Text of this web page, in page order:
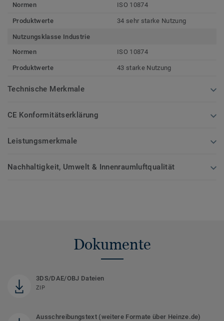
Normen
ISO 10874
Produktwerte 34 sehr starke Nutzung
Nutzungsklasse Industrie
Normen
ISO 10874
Produktwerte 43 starke Nutzung
Technische Merkmale
CE Konformitätserklärung
Leistungsmerkmale
Nachhaltigkeit, Umwelt & Innenraumluftqualität
Dokumente
3DS/DAE/OBJ Dateien
ZIP
Ausschreibungstext (weitere Formate über Heinze.de)